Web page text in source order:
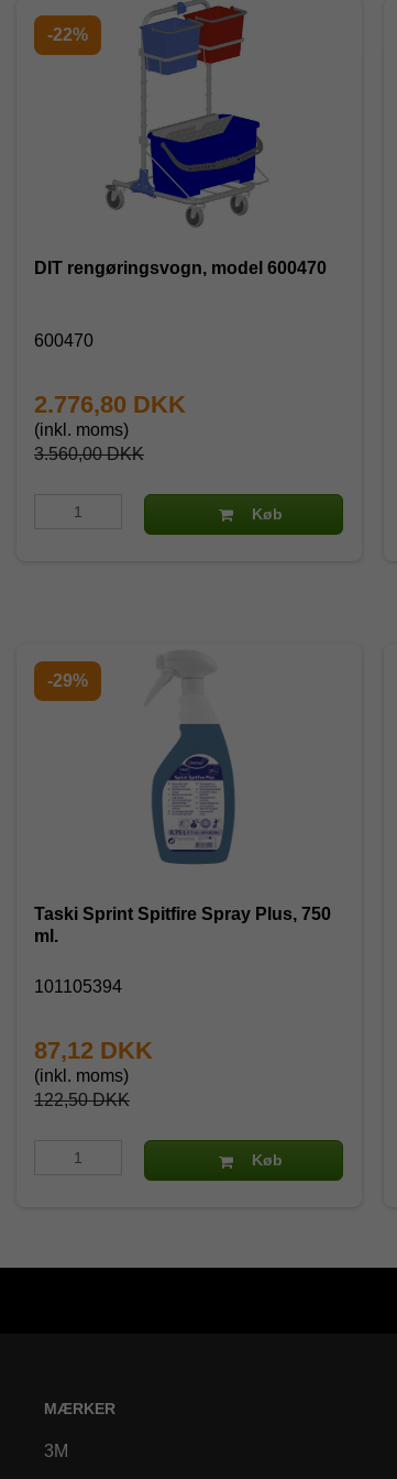
-22%
DIT rengøringsvogn, model 600470
600470
3.560,00 DKK
2.776,80 DKK
(inkl. moms)
Køb
-29%
Taski Sprint Spitfire Spray Plus, 750
ml.
101105394
122,50 DKK
87,12 DKK
(inkl. moms)
Køb
MÆRKER
3M